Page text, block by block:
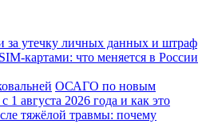
за утечку личных данных и штраф
картами: что меняется в России
ОСАГО по новым
1 августа 2026 года и как это
тяжёлой травмы: почему